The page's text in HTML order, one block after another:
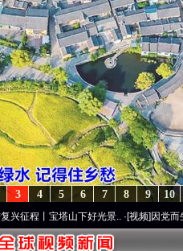
10
9
8
7
6
5
4
3
塔山下好光景..·[视频]因党而生 为党而